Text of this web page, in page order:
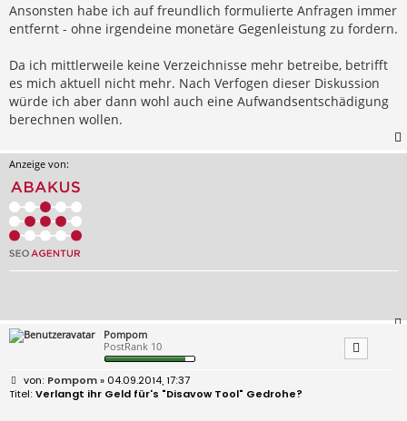
Ansonsten habe ich auf freundlich formulierte Anfragen immer
entfernt - ohne irgendeine monetäre Gegenleistung zu fordern.
Da ich mittlerweile keine Verzeichnisse mehr betreibe, betrifft
es mich aktuell nicht mehr. Nach Verfogen dieser Diskussion
würde ich aber dann wohl auch eine Aufwandsentschädigung
berechnen wollen.
Anzeige von:
Pompom
PostRank 10
B
e
Pompom» 04.09.2014, 17:37
Verlangt ihr Geld für's "Disavow Tool" Gedrohe?